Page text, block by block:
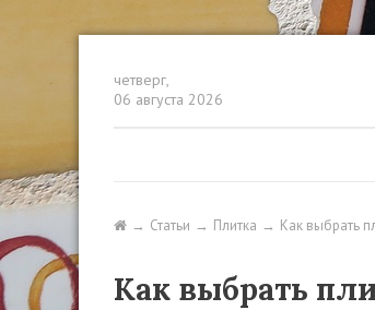
четверг,
06 августа 2026
Статьи Плитка Как выбрать
Как выбрать